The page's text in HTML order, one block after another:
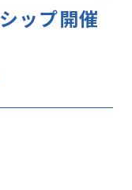
ップ開催